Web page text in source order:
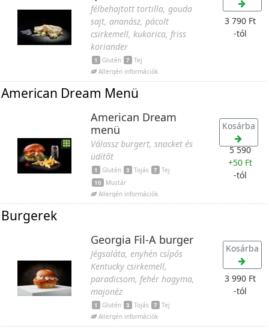
félbehajtott tortilla, gouda
sajt, ananász, pácolt
csirkemell, kukorica, friss
koriander
1 Glutén 7 Tej
Allergén információk
3 790 Ft
-tól
American Dream Menü
American Dream
menü
Válassz burgert, snacket és
üdítőt
1 Glutén 3 Tojás 7 Tej
10
Mustár
Allergén információk
5 590
+50 Ft
-tól
Kosárba
Burgerek
Georgia Fil-A burger
Jégsaláta, enyhén csípős
Kentucky csirkemell,
paradicsom, fehér hagyma,
majonéz
1 Glutén 3 Tojás 7 Tej
Allergén információk
3 990 Ft
-tól
Kosárba